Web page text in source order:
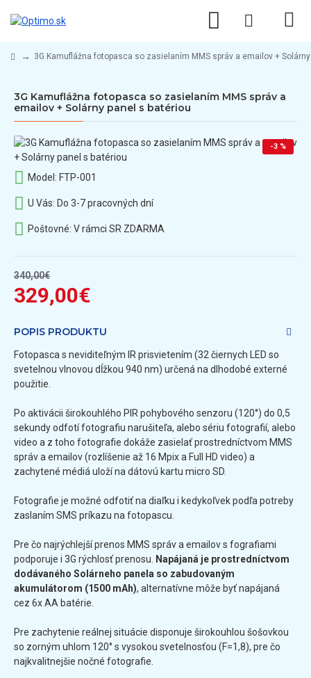
3G Kamuflážna fotopasca so zasielaním MMS správ a emailov +
3G Kamuflážna fotopasca so zasielaním MMS správ a
emailov + Solárny panel s batériou
-3 %
329,00€
340,00€
Model: FTP-001
U Vás: Do 3-7 pracovných dní
Poštovné: V rámci SR ZDARMA
POPIS PRODUKTU
Fotopasca s neviditeľným IR prisvietením (32 čiernych LED so
svetelnou vlnovou dĺžkou 940 nm) určená na dlhodobé externé
použitie.
Po aktivácii širokouhlého PIR pohybového senzoru (120°) do 0,5
sekundy odfotí fotografiu narušiteľa, alebo sériu fotografií, alebo
video a z toho fotografie dokáže zasielať prostredníctvom MMS
správ a emailov (rozlíšenie až 16 Mpix a Full HD video) a
zachytené médiá uloží na dátovú kartu micro SD.
Fotografie je možné odfotiť na diaľku i kedykoľvek podľa potreby
zaslaním SMS príkazu na fotopascu.
Pre čo najrýchlejší prenos MMS správ a emailov s fografiami
podporuje i 3G rýchlosť prenosu.
Napájaná je prostredníctvom
dodávaného Solárneho panela so zabudovaným
akumulátorom (1500 mAh), alternatívne môže byť napájaná
cez 6x AA batérie.
Pre zachytenie reálnej situácie disponuje širokouhlou šošovkou
so zorným uhlom 120° s vysokou svetelnosťou (F=1,8), pre čo
najkvalitnejšie nočné fotografie.